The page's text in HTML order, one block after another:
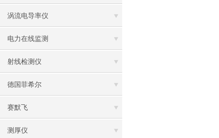
涡流电导率仪
电力在线监测
射线检测仪
德国菲希尔
赛默飞
测厚仪